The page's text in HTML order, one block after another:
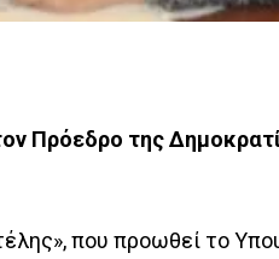
Πρόεδρο της
που προωθεί το